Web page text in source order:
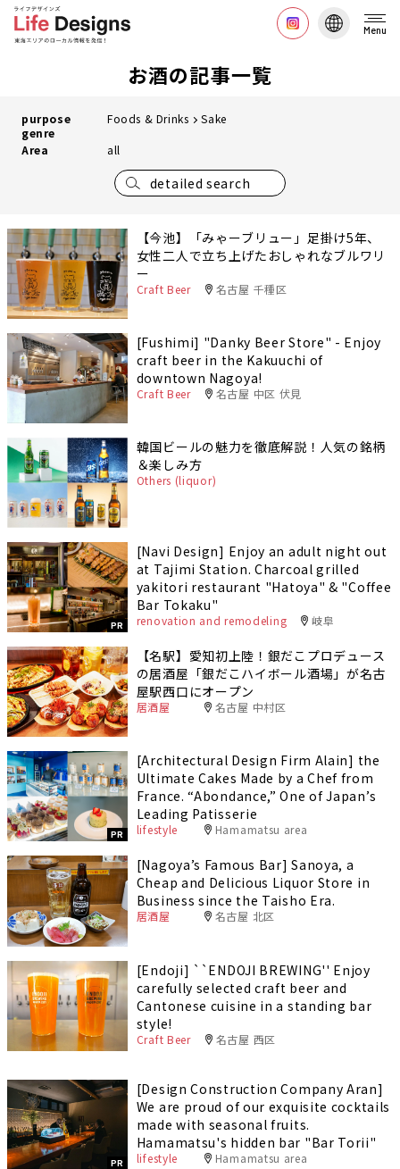
Menu
お酒の記事一覧
purpose
genre
Foods & Drinks Sake
Area all
detailed search
【今池】「みゃーブリュー」足掛け5年、
女性二人で立ち上げたおしゃれなブルワリ
ー
Craft Beer 名古屋 千種区
[Fushimi] "Danky Beer Store" - Enjoy
craft beer in the Kakuuchi of
downtown Nagoya!
Craft Beer 名古屋 中区 伏見
韓国ビールの魅力を徹底解説！人気の銘柄
＆楽しみ方
Others (liquor)
PR
[Navi Design] Enjoy an adult night out
at Tajimi Station. Charcoal grilled
yakitori restaurant "Hatoya" & "Coffee
Bar Tokaku"
renovation and remodeling 岐阜
【名駅】愛知初上陸！銀だこプロデュース
の居酒屋「銀だこハイボール酒場」が名古
屋駅西口にオープン
居酒屋 名古屋 中村区
PR
[Architectural Design Firm Alain] the
Ultimate Cakes Made by a Chef from
France. “Abondance,” One of Japan’s
Leading Patisserie
lifestyle Hamamatsu area
[Nagoya’s Famous Bar] Sanoya, a
Cheap and Delicious Liquor Store in
Business since the Taisho Era.
居酒屋 名古屋 北区
[Endoji] ``ENDOJI BREWING'' Enjoy
carefully selected craft beer and
Cantonese cuisine in a standing bar
style!
Craft Beer 名古屋 西区
PR
[Design Construction Company Aran]
We are proud of our exquisite cocktails
made with seasonal fruits.
Hamamatsu's hidden bar "Bar Torii"
lifestyle Hamamatsu area